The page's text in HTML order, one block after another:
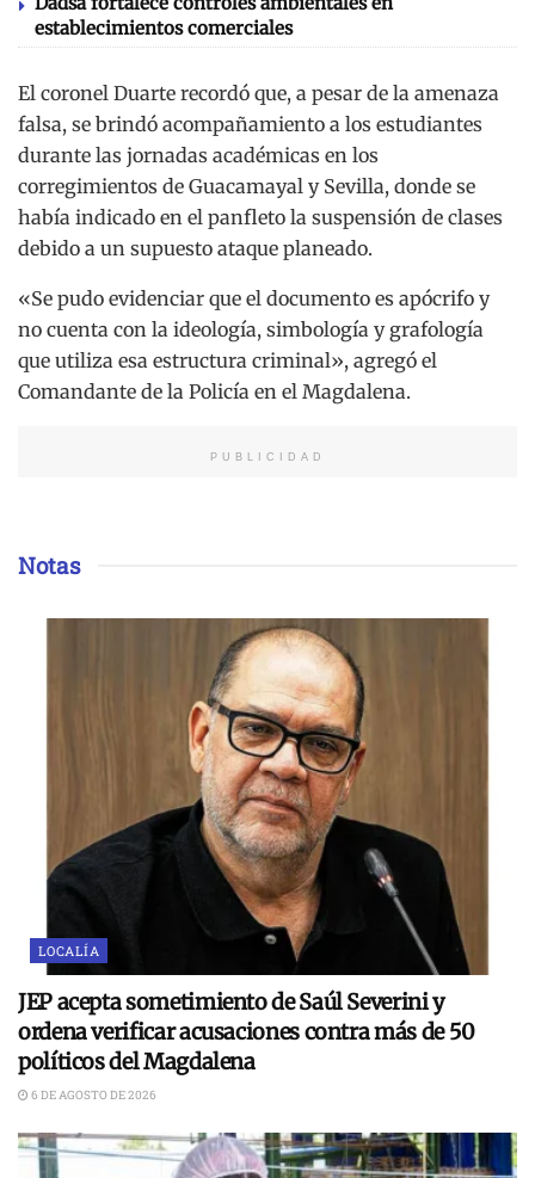
establecimientos comerciales
El coronel Duarte recordó que, a pesar de la amenaza
falsa, se brindó acompañamiento a los estudiantes
durante las jornadas académicas en los
corregimientos de Guacamayal y Sevilla, donde se
había indicado en el panfleto la suspensión de clases
debido a un supuesto ataque planeado.
«Se pudo evidenciar que el documento es apócrifo y
no cuenta con la ideología, simbología y grafología
que utiliza esa estructura criminal», agregó el
Comandante de la Policía en el Magdalena.
PUBLICIDAD
Notas
LOCALÍA
JEP acepta sometimiento de Saúl Severini y
ordena verificar acusaciones contra más de 50
políticos del Magdalena
6 DE AGOSTO DE 2026